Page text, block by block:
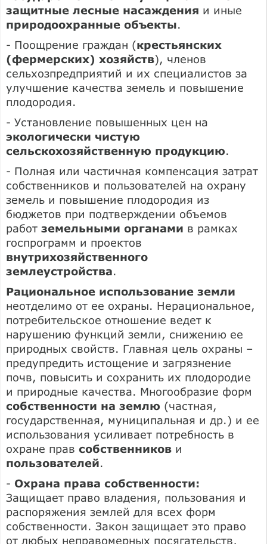
защитные лесные насаждения и иные
природоохранные объекты.
- Поощрение граждан (крестьянских
(фермерских) хозяйств), членов
сельхозпредприятий и их специалистов за
улучшение качества земель и повышение
плодородия.
- Установление повышенных цен на
экологически чистую
сельскохозяйственную продукцию.
- Полная или частичная компенсация затрат
собственников и пользователей на охрану
земель и повышение плодородия из
бюджетов при подтверждении объемов
работ земельными органами в рамках
госпрограмм и проектов
внутрихозяйственного
землеустройства.
Рациональное использование земли
неотделимо от ее охраны. Нерациональное,
потребительское отношение ведет к
нарушению функций земли, снижению ее
природных свойств. Главная цель охраны –
предупредить истощение и загрязнение
почв, повысить и сохранить их плодородие
и природные качества. Многообразие форм
собственности на землю (частная,
государственная, муниципальная и др.) и ее
использования усиливает потребность в
охране прав собственников и
пользователей.
- Охрана права собственности:
Защищает право владения, пользования и
распоряжения землей для всех форм
собственности. Закон защищает это право
от любых неправомерных посягательств,